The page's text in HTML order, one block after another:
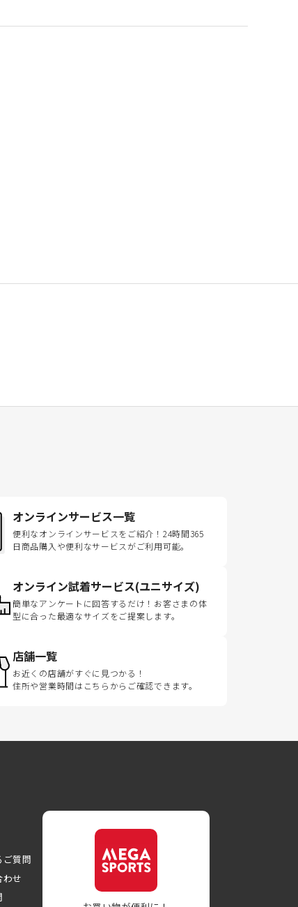
オンラインサービス一覧
便利なオンラインサービスをご紹介！24時間365
日商品購入や便利なサービスがご利用可能。
オンライン試着サービス(ユニサイズ)
簡単なアンケートに回答するだけ！お客さまの体
型に合った最適なサイズをご提案します。
店舗一覧
お近くの店舗がすぐに見つかる！
住所や営業時間はこちらからご確認できます。
質問
せ